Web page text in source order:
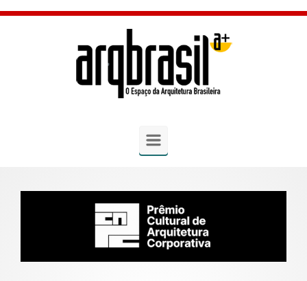
Skip to main content